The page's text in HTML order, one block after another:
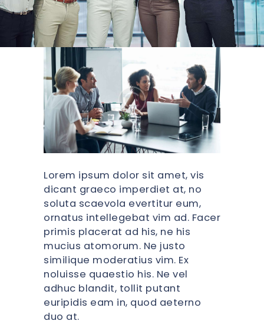
Lorem ipsum dolor sit amet, vis
dicant graeco imperdiet at, no
soluta scaevola evertitur eum,
ornatus intellegebat vim ad. Facer
primis placerat ad his, ne his
mucius atomorum. Ne justo
similique moderatius vim. Ex
noluisse quaestio his. Ne vel
adhuc blandit, tollit putant
euripidis eam in, quod aeterno
duo at.